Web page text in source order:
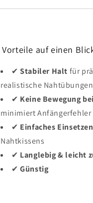
Vorteile auf einen
✔Stabiler Halt für
realistische Nahtübungen
✔ Keine Bewegung
minimiert Anfängerfehler
✔ Einfaches
Nahtkissens
✔ Langlebig & leicht
✔Günstig